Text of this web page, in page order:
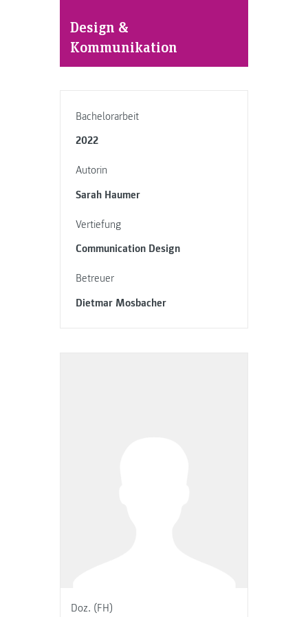
Design &
Kommunikation
Bachelorarbeit
2022
Autorin
Sarah Haumer
Vertiefung
Communication Design
Betreuer
Dietmar Mosbacher
Doz. (FH)